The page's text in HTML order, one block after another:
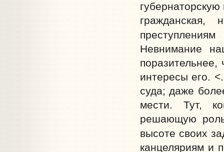
Невнимание
интересы его.
суда; даже
мести. Тут,
решающую
высоте своих
канцеляриям и